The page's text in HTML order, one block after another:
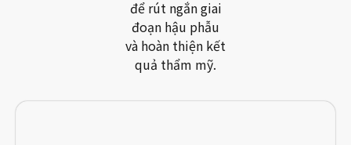
để rút ngắn giai
đoạn hậu phẫu
và hoàn thiện kết
quả thẩm mỹ.